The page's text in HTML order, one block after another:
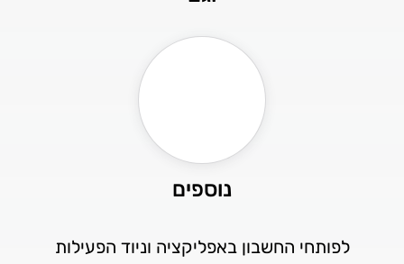
נוספים
לפותחי החשבון באפליקציה וניוד הפעילות